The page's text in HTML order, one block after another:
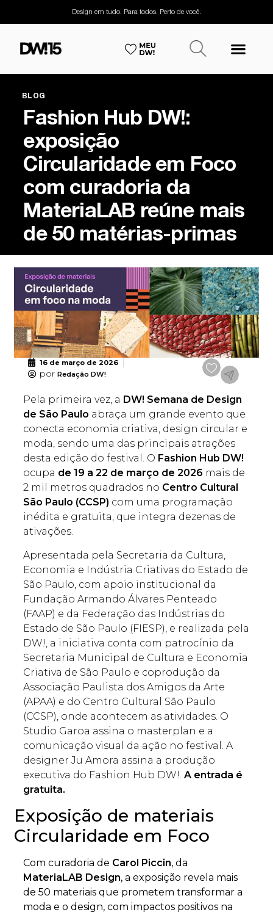
Design em tudo. Para todos. Perto de você.
BLOG
Fashion Hub DW!:
exposição
Circularidade em Foco
com curadoria da
MateriaLAB reúne mais
de 50 matérias-primas
16 de março de 2026
por Redação DW!
Pela primeira vez, a DW! Semana de Design
de São Paulo abraça um grande evento que
conecta economia criativa, design circular e
moda, sendo uma das principais atrações
desta edição do festival. O Fashion Hub DW!
ocupa de 19 a 22 de março de 2026 mais de
2 mil metros quadrados no Centro Cultural
São Paulo (CCSP) com uma programação
inédita e gratuita, que integra dezenas de
ativações.
Apresentada pela Secretaria da Cultura,
Economia e Indústria Criativas do Estado de
São Paulo, com apoio institucional da
Fundação Armando Álvares Penteado
(FAAP) e da Federação das Indústrias do
Estado de São Paulo (FIESP), e realizada pela
DW!, a iniciativa conta com patrocínio da
Secretaria Municipal de Cultura e Economia
Criativa de São Paulo e coprodução da
Associação Paulista dos Amigos da Arte
(APAA) e do Centro Cultural São Paulo
(CCSP), onde acontecem as atividades. O
Studio Garoa assina o masterplan e a
comunicação visual da ação no festival. A
designer Ju Amora assina a produção
executiva do Fashion Hub DW!.A entrada é
gratuita.
Exposição de materiais
Circularidade em Foco
Com curadoria de Carol Piccin, da
MateriaLAB Design, a exposição revela mais
de 50 materiais que prometem transformar a
moda e o design, com impactos positivos na